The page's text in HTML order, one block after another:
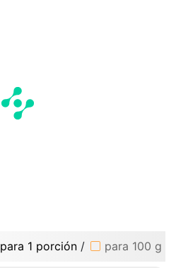
para 1 porción / para 100 g